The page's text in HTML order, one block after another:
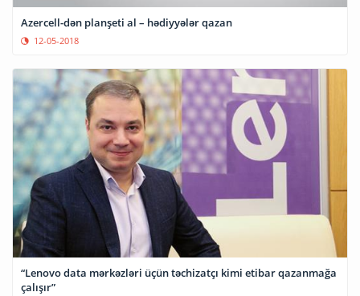
Azercell-dən planşeti al – hədiyyələr qazan
12-05-2018
“Lenovo data mərkəzləri üçün təchizatçı kimi etibar qazanmağa
çalışır”